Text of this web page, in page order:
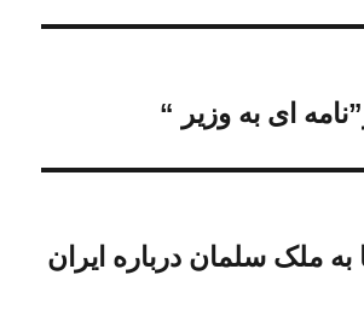
ای به وزیر “
به ملک سلمان درباره ایران